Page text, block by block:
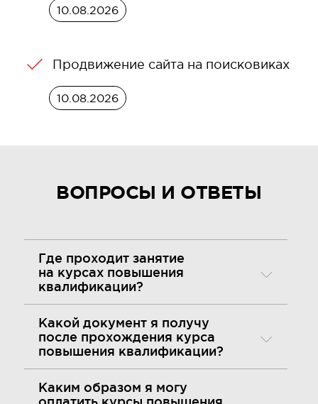
10.08.2026
Продвижение сайта на поисковиках
10.08.2026
ВОПРОСЫ И ОТВЕТЫ
Где проходит занятие
на курсах повышения
квалификации?
Какой документ я получу
после прохождения курса
повышения квалификации?
Каким образом я могу